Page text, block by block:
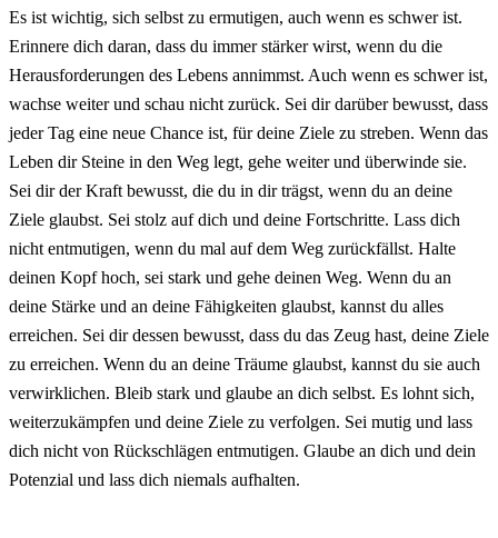
Es ist wichtig, sich selbst zu ermutigen, auch wenn es schwer ist.
Erinnere dich daran, dass du immer stärker wirst, wenn du die
Herausforderungen des Lebens annimmst. Auch wenn es schwer ist,
wachse weiter und schau nicht zurück. Sei dir darüber bewusst, dass
jeder Tag eine neue Chance ist, für deine Ziele zu streben. Wenn das
Leben dir Steine in den Weg legt, gehe weiter und überwinde sie.
Sei dir der Kraft bewusst, die du in dir trägst, wenn du an deine
Ziele glaubst. Sei stolz auf dich und deine Fortschritte. Lass dich
nicht entmutigen, wenn du mal auf dem Weg zurückfällst. Halte
deinen Kopf hoch, sei stark und gehe deinen Weg. Wenn du an
deine Stärke und an deine Fähigkeiten glaubst, kannst du alles
erreichen. Sei dir dessen bewusst, dass du das Zeug hast, deine Ziele
zu erreichen. Wenn du an deine Träume glaubst, kannst du sie auch
verwirklichen. Bleib stark und glaube an dich selbst. Es lohnt sich,
weiterzukämpfen und deine Ziele zu verfolgen. Sei mutig und lass
dich nicht von Rückschlägen entmutigen. Glaube an dich und dein
Potenzial und lass dich niemals aufhalten.